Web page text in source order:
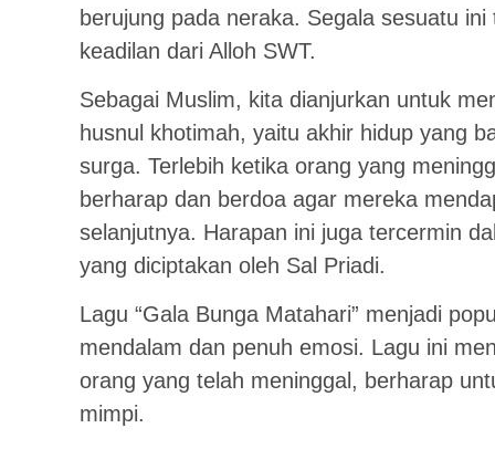
berujung pada neraka. Segala sesuatu
keadilan dari Alloh SWT.
Sebagai Muslim, kita dianjurkan untuk
husnul khotimah, yaitu akhir hidup yang
surga. Terlebih ketika orang yang
berharap dan berdoa agar mereka
selanjutnya. Harapan ini juga tercermin
yang diciptakan oleh Sal Priadi.
Lagu “Gala Bunga Matahari” menjadi
mendalam dan penuh emosi. Lagu ini
orang yang telah meninggal, berharap
mimpi.